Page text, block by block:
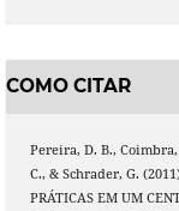
COMO CITAR
Pereira, D. B.,
C., & Schrader, G.
PRÁTICAS EM UM